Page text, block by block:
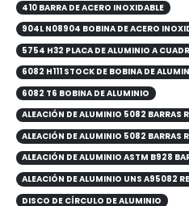
410 BARRA DE ACERO INOXIDABLE
904L N08904 BOBINA DE ACERO
5754 H32 PLACA DE ALUMINIO A
6082 H111 STOCK DE BOBINA DE
6082 T6 BOBINA DE ALUMINIO
ALEACIÓN DE ALUMINIO 5082 BARRAS
ALEACIÓN DE ALUMINIO 5082 BARRAS
ALEACIÓN DE ALUMINIO ASTM B928
ALEACIÓN DE ALUMINIO UNS A95082
DISCO DE CÍRCULO DE ALUMINIO